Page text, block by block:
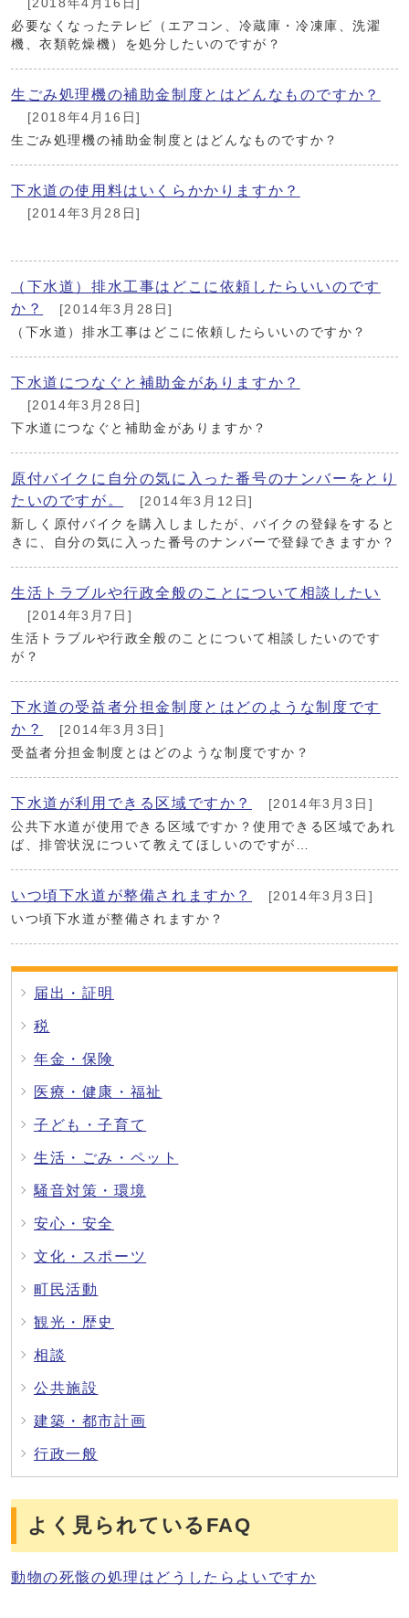
[2018年4月16日]
必要なくなったテレビ（エアコン、冷蔵庫・冷凍庫、洗濯
機、衣類乾燥機）を処分したいのですが？
生ごみ処理機の補助金制度とはどんなものですか？
[2018年4月16日]
生ごみ処理機の補助金制度とはどんなものですか？
下水道の使用料はいくらかかりますか？
[2014年3月28日]
（下水道）排水工事はどこに依頼したらいいのです
か？
[2014年3月28日]
（下水道）排水工事はどこに依頼したらいいのですか？
下水道につなぐと補助金がありますか？
[2014年3月28日]
下水道につなぐと補助金がありますか？
原付バイクに自分の気に入った番号のナンバーをとり
たいのですが。
[2014年3月12日]
新しく原付バイクを購入しましたが、バイクの登録をすると
きに、自分の気に入った番号のナンバーで登録できますか？
生活トラブルや行政全般のことについて相談したい
[2014年3月7日]
生活トラブルや行政全般のことについて相談したいのです
が？
下水道の受益者分担金制度とはどのような制度です
か？
[2014年3月3日]
受益者分担金制度とはどのような制度ですか？
下水道が利用できる区域ですか？
[2014年3月3日]
公共下水道が使用できる区域ですか？使用できる区域であれ
ば、排管状況について教えてほしいのですが…
いつ頃下水道が整備されますか？
[2014年3月3日]
いつ頃下水道が整備されますか？
届出・証明
税
年金・保険
医療・健康・福祉
子ども・子育て
生活・ごみ・ペット
騒音対策・環境
安心・安全
文化・スポーツ
町民活動
観光・歴史
相談
公共施設
建築・都市計画
行政一般
よく見られているFAQ
動物の死骸の処理はどうしたらよいですか